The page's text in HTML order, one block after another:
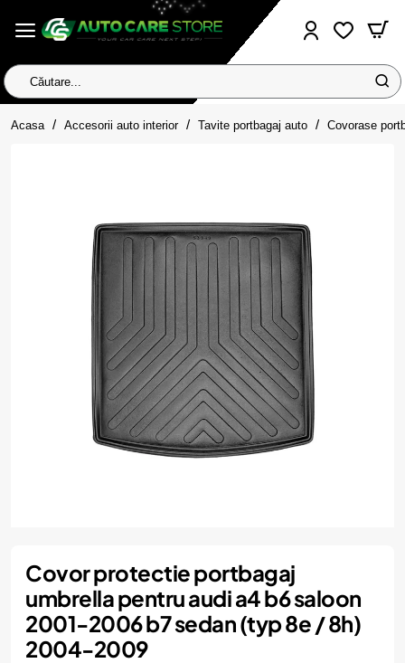
Căutare...
Acasa homeAccesorii auto interior Tavite portbagaj auto Covorase
Covor protectie portbagaj
umbrella pentru audi a4 b6 saloon
2001-2006 b7 sedan (typ 8e / 8h)
2004-2009